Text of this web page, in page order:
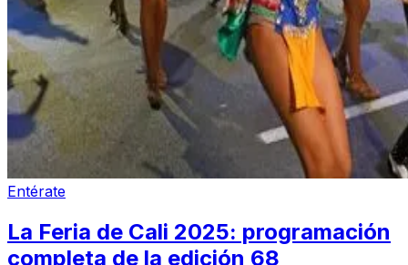
Entérate
La Feria de Cali 2025: programación
completa de la edición 68